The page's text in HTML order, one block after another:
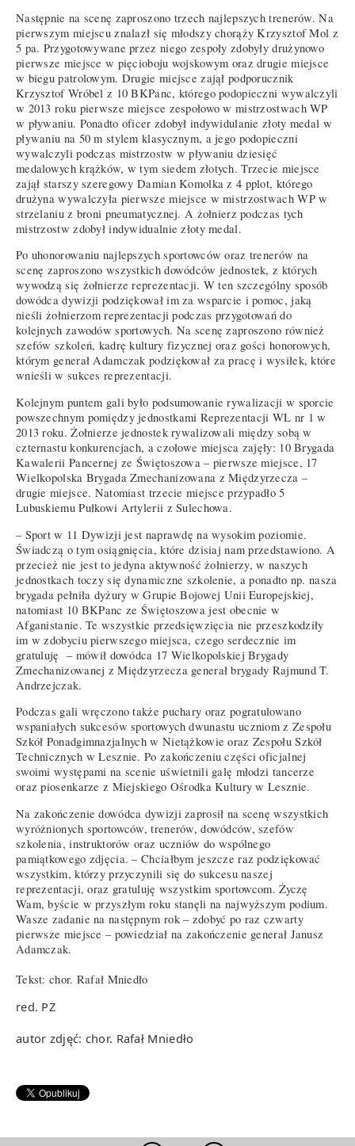
Następnie na scenę zaproszono trzech najlepszych trenerów. Na
pierwszym miejscu znalazł się młodszy chorąży Krzysztof Mol z
5 pa. Przygotowywane przez niego zespoły zdobyły drużynowo
pierwsze miejsce w pięcioboju wojskowym oraz drugie miejsce
w biegu patrolowym. Drugie miejsce zajął podporucznik
Krzysztof Wróbel z 10 BKPanc, którego podopieczni wywalczyli
w 2013 roku pierwsze miejsce zespołowo w mistrzostwach WP
w pływaniu. Ponadto oficer zdobył indywidulanie złoty medal w
pływaniu na 50 m stylem klasycznym, a jego podopieczni
wywalczyli podczas mistrzostw w pływaniu dziesięć
medalowych krążków, w tym siedem złotych. Trzecie miejsce
zajął starszy szeregowy Damian Komolka z 4 pplot, którego
drużyna wywalczyła pierwsze miejsce w mistrzostwach WP w
strzelaniu z broni pneumatycznej. A żołnierz podczas tych
mistrzostw zdobył indywidualnie złoty medal.
Po uhonorowaniu najlepszych sportowców oraz trenerów na
scenę zaproszono wszystkich dowódców jednostek, z których
wywodzą się żołnierze reprezentacji. W ten szczególny sposób
dowódca dywizji podziękował im za wsparcie i pomoc, jaką
nieśli żołnierzom reprezentacji podczas przygotowań do
kolejnych zawodów sportowych. Na scenę zaproszono również
szefów szkoleń, kadrę kultury fizycznej oraz gości honorowych,
którym generał Adamczak podziękował za pracę i wysiłek, które
wnieśli w sukces reprezentacji.
Kolejnym puntem gali było podsumowanie rywalizacji w sporcie
powszechnym pomiędzy jednostkami Reprezentacji WL nr 1 w
2013 roku. Żołnierze jednostek rywalizowali między sobą w
czternastu konkurencjach, a czołowe miejsca zajęły: 10 Brygada
Kawalerii Pancernej ze Świętoszowa – pierwsze miejsce, 17
Wielkopolska Brygada Zmechanizowana z Międzyrzecza –
drugie miejsce. Natomiast trzecie miejsce przypadło 5
Lubuskiemu Pułkowi Artylerii z Sulechowa.
– Sport w 11 Dywizji jest naprawdę na wysokim poziomie.
Świadczą o tym osiągnięcia, które dzisiaj nam przedstawiono. A
przecież nie jest to jedyna aktywność żołnierzy, w naszych
jednostkach toczy się dynamiczne szkolenie, a ponadto np. nasza
brygada pełniła dyżury w Grupie Bojowej Unii Europejskiej,
natomiast 10 BKPanc ze Świętoszowa jest obecnie w
Afganistanie. Te wszystkie przedsięwzięcia nie przeszkodziły
im w zdobyciu pierwszego miejsca, czego serdecznie im
gratuluję – mówił dowódca 17 Wielkopolskiej Brygady
Zmechanizowanej z Międzyrzecza generał brygady Rajmund T.
Andrzejczak.
Podczas gali wręczono także puchary oraz pogratulowano
wspaniałych sukcesów sportowych dwunastu uczniom z Zespołu
Szkół Ponadgimnazjalnych w Nietążkowie oraz Zespołu Szkół
Technicznych w Lesznie. Po zakończeniu części oficjalnej
swoimi występami na scenie uświetnili galę młodzi tancerze
oraz piosenkarze z Miejskiego Ośrodka Kultury w Lesznie.
Na zakończenie dowódca dywizji zaprosił na scenę wszystkich
wyróżnionych sportowców, trenerów, dowódców, szefów
szkolenia, instruktorów oraz uczniów do wspólnego
pamiątkowego zdjęcia. – Chciałbym jeszcze raz podziękować
wszystkim, którzy przyczynili się do sukcesu naszej
reprezentacji, oraz gratuluję wszystkim sportowcom. Życzę
Wam, byście w przyszłym roku stanęli na najwyższym podium.
Wasze zadanie na następnym rok – zdobyć po raz czwarty
pierwsze miejsce – powiedział na zakończenie generał Janusz
Adamczak.
Tekst: chor. Rafał Mniedło
red. PZ
autor zdjęć: chor. Rafał Mniedło